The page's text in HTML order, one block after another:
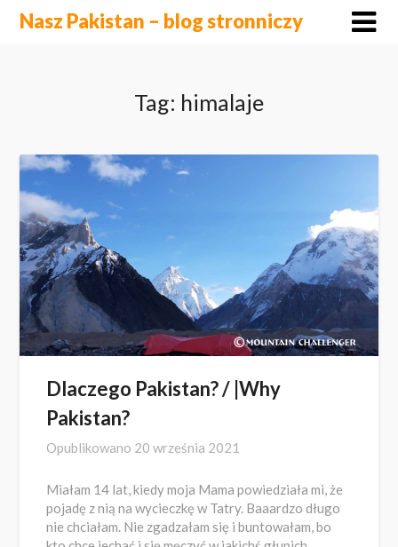
SkipNasz Pakistan – blog stronniczy
Tag: himalaje
Dlaczego Pakistan? / |Why
Pakistan?
Opublikowano 20 września 2021
Miałam 14 lat, kiedy moja Mama powiedziała mi, że
pojadę z nią na wycieczkę w Tatry. Baaardzo długo
nie chciałam. Nie zgadzałam się i buntowałam, bo